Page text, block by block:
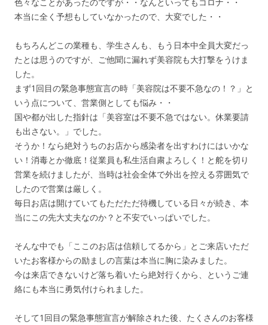
本当に全く予想もしていなかったので、大変でした・・
もちろんどこの業種も、学生さんも、もう日本中全員大変だっ
たとは思うのですが、ご他聞に漏れず美容院も大打撃をうけま
した。
まず1回目の緊急事態宣言の時「美容院は不要不急なの！？」と
いう点について、営業側としても悩み・・
国や都が出した指針は「美容室は不要不急ではない。休業要請
も出さない。」でした。
そうか！なら絶対うちのお店から感染者を出すわけにはいかな
い！消毒とか徹底！従業員も私生活自粛よろしく！と舵を切り
営業を続けましたが、当時は社会全体で外出を控える雰囲気で
したので営業は厳しく。
毎日お店は開けていてもただただ待機している日々が続き、本
当にこの先大丈夫なのか？と不安でいっぱいでした。
そんな中でも「ここのお店は信頼してるから」とご来店いただ
いたお客様からの励ましの言葉は本当に胸に染みました。
今は来店できないけど落ち着いたら絶対行くから、というご連
絡にも本当に勇気付けられました。
そして1回目の緊急事態宣言が解除された後、たくさんのお客様